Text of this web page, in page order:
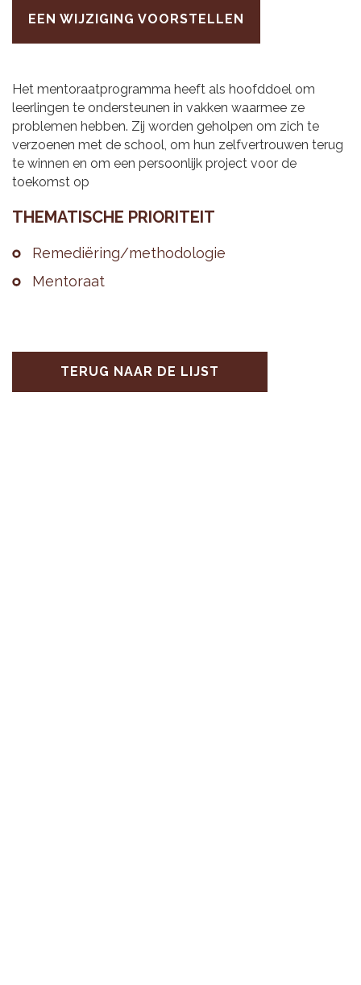
EEN WIJZIGING VOORSTELLEN
Het mentoraatprogramma heeft als hoofddoel om
leerlingen te ondersteunen in vakken waarmee ze
problemen hebben. Zij worden geholpen om zich te
verzoenen met de school, om hun zelfvertrouwen terug
te winnen en om een persoonlijk project voor de
toekomst op
THE­MA­TI­SCHE PRI­O­RI­TEIT
Re­me­diëring/me­tho­do­lo­gie
Men­to­raat
TERUG NAAR DE LIJST